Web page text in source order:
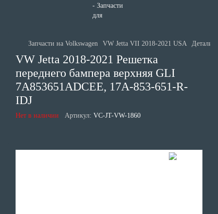
Запчасти на Volkswagen VW Jetta VII 2018-2021 USA Детали
VW Jetta 2018-2021 Решетка
переднего бампера верхняя GLI
7A853651ADCEE, 17A-853-651-R-
IDJ
Нет в наличии Артикул: VC-JT-VW-1860